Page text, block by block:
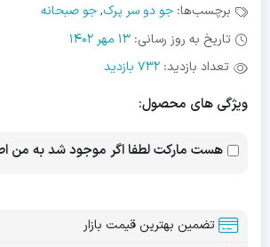
برچسب‌ها: جو دو سر پرک,جو صبحانه
تاریخ به روز رسانی: 13 مهر 1402
تعداد بازدید: 732 بازدید
ویژگی های محصول:
هست مارکت لطفا اگر موجود شد به من
تضمین بهترین قیمت بازار